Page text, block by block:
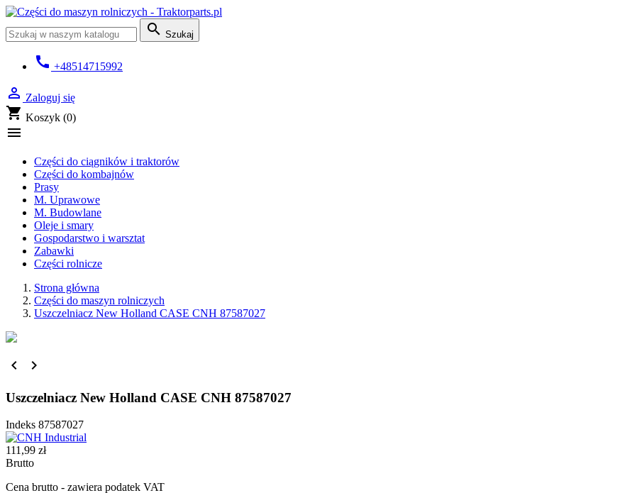
 Szukaj
call +48514715992
 Zaloguj się
shopping_cart Koszyk (0)

Części do ciągników i traktorów
Części do kombajnów
Prasy
M. Uprawowe
M. Budowlane
Oleje i smary
Gospodarstwo i warsztat
Zabawki
Części rolnicze
Strona główna
Części do maszyn rolniczych
Uszczelniacz New Holland CASE CNH 87587027
 
Uszczelniacz New Holland CASE CNH 87587027
Indeks 87587027
111,99 zł
Brutto
Cena brutto - zawiera podatek VAT